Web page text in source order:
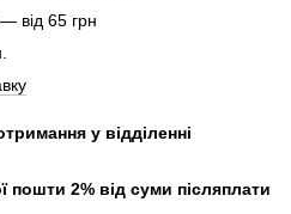
від 65 грн
у відділенні
пошти 2% від суми післяплати